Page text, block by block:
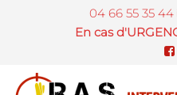
04 66 55 35 44
En cas